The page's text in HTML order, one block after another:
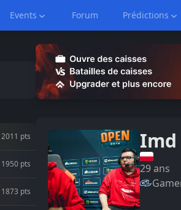
Events Forum Prédictions
2011 pts
1950 pts
1873 pts
Imd
29ans